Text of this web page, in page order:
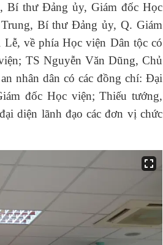
Bí thư Đảng ủy, Giám đốc Học
Bí thư Đảng ủy, Q. Giám
về phía Học viện Dân tộc có
TS Nguyễn Văn Dũng, Chủ
nhân dân có các đồng chí: Đại
đốc Học viện; Thiếu tướng,
diện lãnh đạo các đơn vị chức